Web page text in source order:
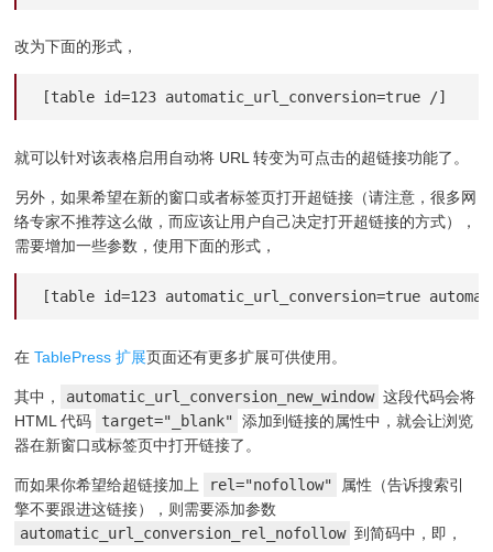
改为下面的形式，
[table id=123 automatic_url_conversion=true /]
就可以针对该表格启用自动将 URL 转变为可点击的超链接功能了。
另外，如果希望在新的窗口或者标签页打开超链接（请注意，很多网
络专家不推荐这么做，而应该让用户自己决定打开超链接的方式），
需要增加一些参数，使用下面的形式，
[table id=123 automatic_url_conversion=true
在TablePress 扩展页面还有更多扩展可供使用。
其中， automatic_url_conversion_new_window 这段代码会将
HTML 代码
target="_blank"
添加到链接的属性中，就会让浏览
器在新窗口或标签页中打开链接了。
而如果你希望给超链接加上 rel="nofollow"
属性（告诉搜索引
擎不要跟进这链接），则需要添加参数
automatic_url_conversion_rel_nofollow 到简码中，即，